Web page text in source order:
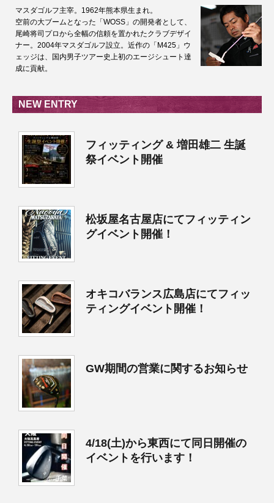
マスダゴルフ主宰。1962年熊本県生まれ。
空前の大ブームとなった「WOSS」の開発者として、
尾崎将司プロから全幅の信頼を置かれたクラブデザイ
ナー。2004年マスダゴルフ設立。近作の「M425」ウ
ェッジは、国内男子ツアー史上初のエージシュート達
成に貢献。
NEW ENTRY
フィッティング & 増田雄二 生誕
祭イベント開催
松坂屋名古屋店にてフィッティン
グイベント開催！
オキコバランス広島店にてフィッ
ティングイベント開催！
GW期間の営業に関するお知らせ
4/18(土)から東西にて同日開催の
イベントを行います！